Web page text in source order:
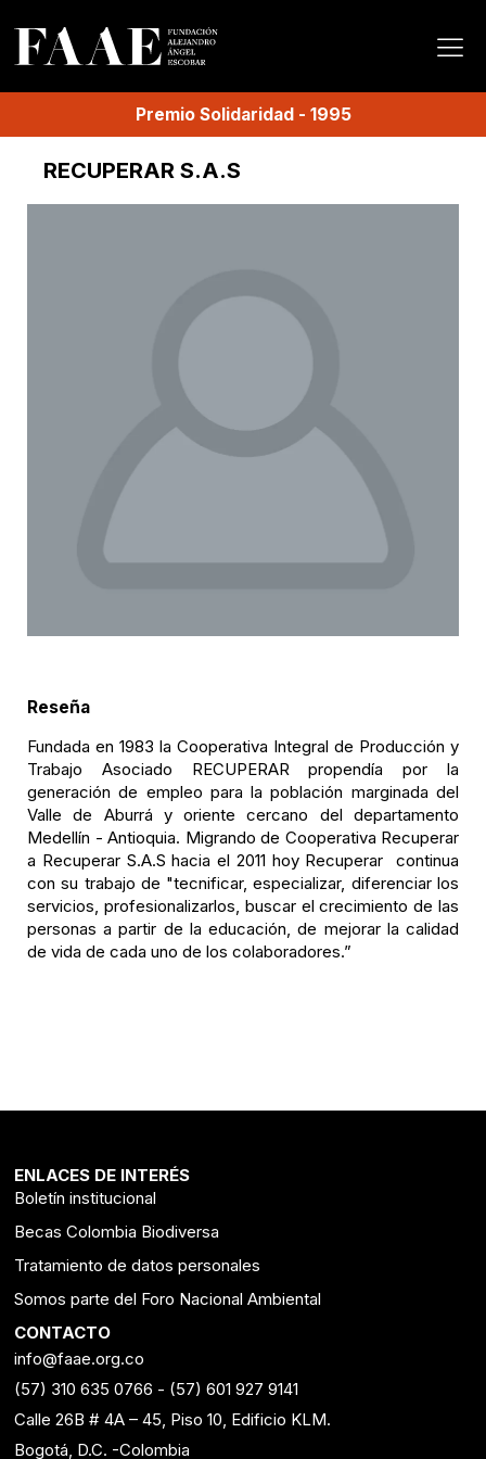
Premio Solidaridad- 1995
RECUPERAR S.A.S
Reseña
Fundada en 1983 la Cooperativa Integral de Producción y
Trabajo Asociado RECUPERAR propendía por la
generación de empleo para la población marginada del
Valle de Aburrá y oriente cercano del departamento
Medellín - Antioquia. Migrando de Cooperativa Recuperar
a Recuperar S.A.S hacia el 2011 hoy Recuperar continua
con su trabajo de "tecnificar, especializar, diferenciar los
servicios, profesionalizarlos, buscar el crecimiento de las
personas a partir de la educación, de mejorar la calidad
de vida de cada uno de los colaboradores.”
ENLACES DE INTERÉS
Boletín institucional
Becas Colombia Biodiversa
Tratamiento de datos personales
Somos parte del Foro Nacional Ambiental
CONTACTO
info@faae.org.co
(57) 310 635 0766 - (57) 601 927 9141
Calle 26B # 4A – 45, Piso 10, Edificio KLM.
Bogotá, D.C. -Colombia